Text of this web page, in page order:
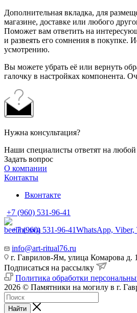
Дополнительная вкладка, для
магазине, доставке или любого
Поможет вам ответить на
и развеять его сомнения в покупке.
усмотрению.
Вы можете убрать её или вернуть
галочку в настройках компонента.
Нужна консультация?
Наши специалисты ответят на
Задать вопрос
О компании
Контакты
Вконтакте
+7 (960) 531-96-41
+7 (960) 531-96-41WhatsApp, Viber,
info@art-ritual76.ru
г. Гаврилов-Ям, улица Комарова д. 1
Подписаться на рассылку
Политика обработки
2026 © Памятники на могилу в г.
Найти